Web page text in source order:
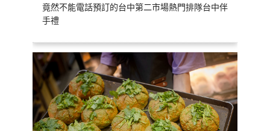
竟然不能電話預訂的台中第二市場熱門排隊台中伴
手禮